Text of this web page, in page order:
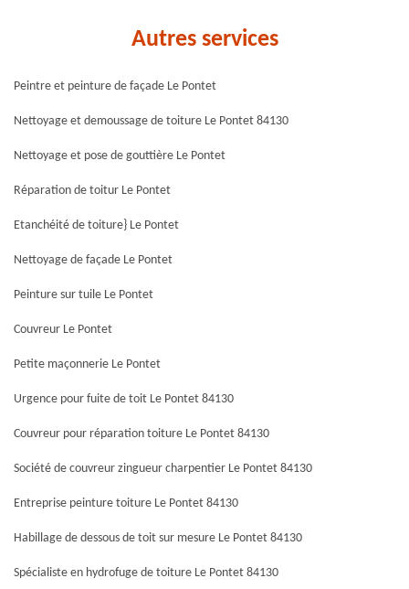
Autres services
Peintre et peinture de façade Le Pontet
Nettoyage et demoussage de toiture Le Pontet 84130
Nettoyage et pose de gouttière Le Pontet
Réparation de toitur Le Pontet
Etanchéité de toiture} Le Pontet
Nettoyage de façade Le Pontet
Peinture sur tuile Le Pontet
Couvreur Le Pontet
Petite maçonnerie Le Pontet
Urgence pour fuite de toit Le Pontet 84130
Couvreur pour réparation toiture Le Pontet 84130
Société de couvreur zingueur charpentier Le Pontet 84130
Entreprise peinture toiture Le Pontet 84130
Habillage de dessous de toit sur mesure Le Pontet 84130
Spécialiste en hydrofuge de toiture Le Pontet 84130